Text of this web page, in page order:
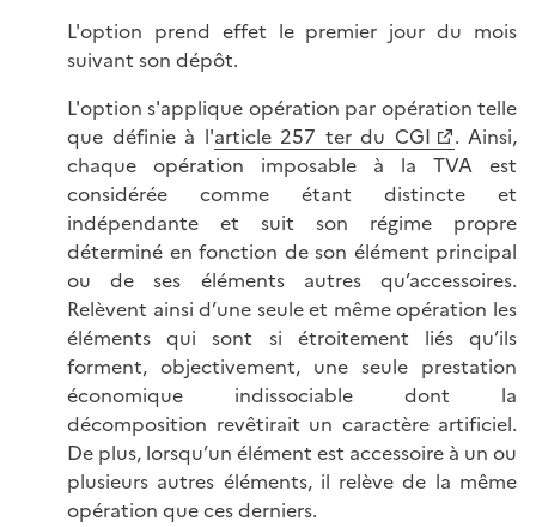
L'option prend effet le premier jour du mois
suivant son dépôt.
L'option s'applique opération par opération telle
que définie à l'article 257 ter du CGI
. Ainsi,
chaque opération imposable à la TVA est
considérée comme étant distincte et
indépendante et suit son régime propre
déterminé en fonction de son élément principal
ou de ses éléments autres qu’accessoires.
Relèvent ainsi d’une seule et même opération les
éléments qui sont si étroitement liés qu’ils
forment, objectivement, une seule prestation
économique indissociable dont la
décomposition revêtirait un caractère artificiel.
De plus, lorsqu’un élément est accessoire à un ou
plusieurs autres éléments, il relève de la même
opération que ces derniers.